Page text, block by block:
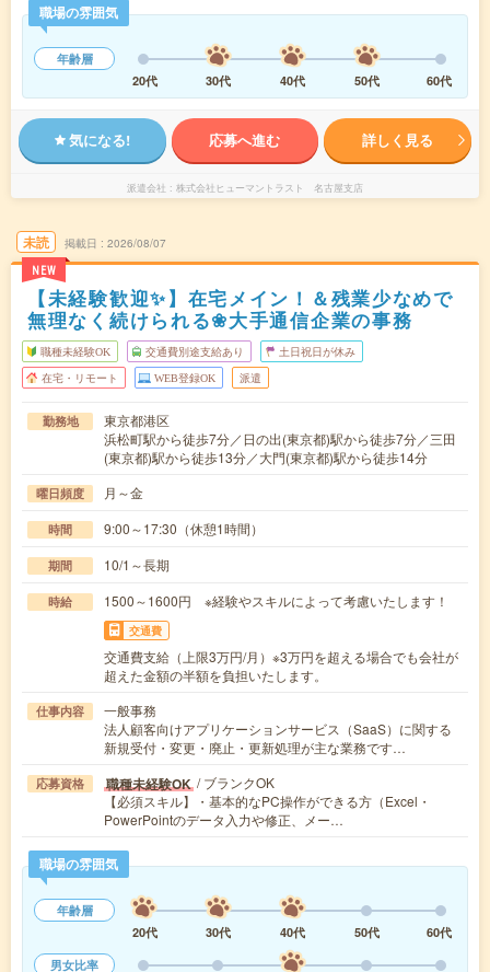
職場の雰囲気
年齢層
20代
30代 40代 50代 60代
気になる! 応募へ進む 詳しく見る
派遣会社 株式会社ヒューマントラスト 名古屋支店
未読
NEW
掲載日 2026/08/07
【未経験歓迎✨】在宅メイン！＆残業少なめで
無理なく続けられる❀大手通信企業の事務
職種未経験OK 交通費別途支給あり 土日祝日が休み
在宅・リモート WEB登録OK 派遣
勤務地
東京都港区
浜松町駅から徒歩7分／日の出(東京都)駅から徒歩7分／三田
(東京都)駅から徒歩13分／大門(東京都)駅から徒歩14分
曜日頻度 月～金
時間 9:00～17:30（休憩1時間）
期間 10/1～長期
時給 1500～1600円 ※経験やスキルによって考慮いたします！
交通費
交通費支給（上限3万円/月）※3万円を超える場合でも会社が
超えた金額の半額を負担いたします。
仕事内容
一般事務
法人顧客向けアプリケーションサービス（SaaS）に関する
新規受付・変更・廃止・更新処理が主な業務です…
応募資格 職種未経験OK / ブランクOK
【必須スキル】・基本的なPC操作ができる方（Excel・
PowerPointのデータ入力や修正、メー…
職場の雰囲気
年齢層
20代
30代 40代 50代
60代
男女比率